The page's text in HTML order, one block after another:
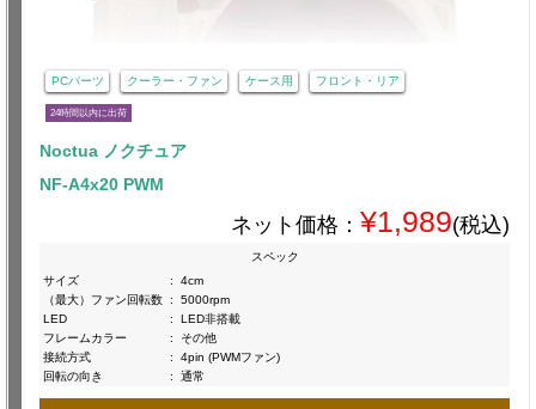
PCパーツ クーラー・ファン ケース用 フロント・リア
24時間以内に出荷
Noctua ノクチュア
NF-A4x20 PWM
ネット価格： ¥1,989(税込)
スペック
サイズ
:
4cm
（最大）ファン回転数 :
5000rpm
LED
:
LED非搭載
フレームカラー
:
その他
接続方式
:
4pin (PWMファン)
回転の向き
: 通常